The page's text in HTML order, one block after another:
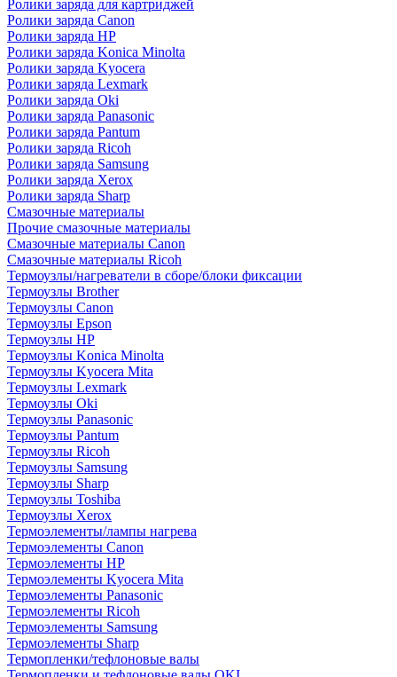
Ролики заряда для картриджей
Ролики заряда Canon
Ролики заряда HP
Ролики заряда Konica Minolta
Ролики заряда Kyocera
Ролики заряда Lexmark
Ролики заряда Oki
Ролики заряда Panasonic
Ролики заряда Pantum
Ролики заряда Ricoh
Ролики заряда Samsung
Ролики заряда Xerox
Ролики заряда Sharp
Смазочные материалы
Прочие смазочные материалы
Смазочные материалы Canon
Смазочные материалы Ricoh
Термоузлы/нагреватели в сборе/блоки фиксации
Термоузлы Brother
Термоузлы Canon
Термоузлы Epson
Термоузлы HP
Термоузлы Konica Minolta
Термоузлы Kyocera Mita
Термоузлы Lexmark
Термоузлы Oki
Термоузлы Panasonic
Термоузлы Pantum
Термоузлы Ricoh
Термоузлы Samsung
Термоузлы Sharp
Термоузлы Toshiba
Термоузлы Xerox
Термоэлементы/лампы нагрева
Термоэлементы Canon
Термоэлементы HP
Термоэлементы Kyocera Mita
Термоэлементы Panasonic
Термоэлементы Ricoh
Термоэлементы Samsung
Термоэлементы Sharp
Термопленки/тефлоновые валы